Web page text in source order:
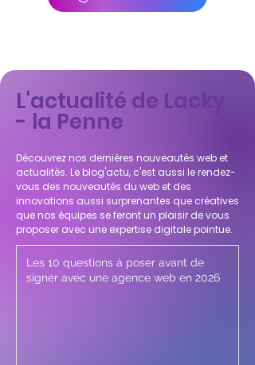
L'actualité de Lacky
- la Penne
Découvrez nos dernières nouveautés web et
actualités. Le blog'actu, c'est aussi le rendez-
vous des nouveautés du web et des
innovations aussi surprenantes que créatives
que nos équipes se feront un plaisir de vous
proposer avec une expertise digitale pointue.
Les 10 questions à poser avant de
signer avec une agence web en 2026